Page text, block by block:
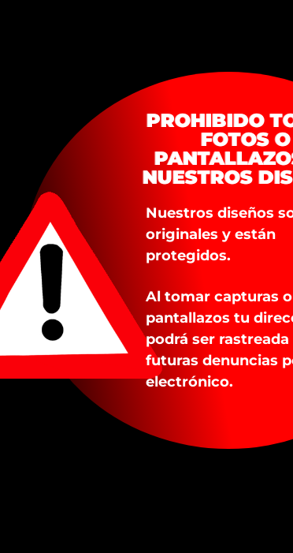
VELO HUMERAL CORDERO
DESCUENTO HOY
$
Añadir al carrito
PROHIBIDO
FOTOS O
NUESTROS
Nuestros diseños
originales y están
protegidos.
Al tomar capturas o
pantallazos tu
podrá ser rastreada
futuras denuncias
electrónico.